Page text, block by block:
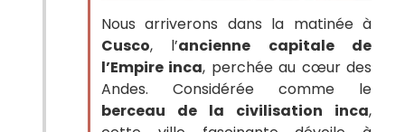
Nous arriverons dans la matinée à
Cusco, l’ancienne capitale de
l’Empire inca, perchée au cœur des
Andes. Considérée comme le
berceau de la civilisation inca,